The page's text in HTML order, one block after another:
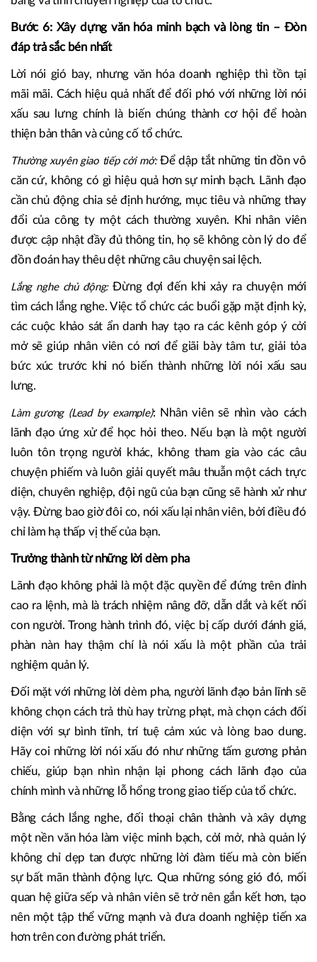
Bước 6: Xây dựng văn hóa minh bạch và lòng tin – Đòn
đáp trả sắc bén nhất
Lời nói gió bay, nhưng văn hóa doanh nghiệp thì tồn tại
mãi mãi. Cách hiệu quả nhất để đối phó với những lời nói
xấu sau lưng chính là biến chúng thành cơ hội để hoàn
thiện bản thân và củng cố tổ chức.
Thường xuyên giao tiếp cởi mở:Để dập tắt những tin đồn vô
căn cứ, không có gì hiệu quả hơn sự minh bạch. Lãnh đạo
cần chủ động chia sẻ định hướng, mục tiêu và những thay
đổi của công ty một cách thường xuyên. Khi nhân viên
được cập nhật đầy đủ thông tin, họ sẽ không còn lý do để
đồn đoán hay thêu dệt những câu chuyện sai lệch.
Lắng nghe chủ động:Đừng đợi đến khi xảy ra chuyện mới
tìm cách lắng nghe. Việc tổ chức các buổi gặp mặt định kỳ,
các cuộc khảo sát ẩn danh hay tạo ra các kênh góp ý cởi
mở sẽ giúp nhân viên có nơi để giãi bày tâm tư, giải tỏa
bức xúc trước khi nó biến thành những lời nói xấu sau
lưng.
Làm gương (Lead by example):Nhân viên sẽ nhìn vào cách
lãnh đạo ứng xử để học hỏi theo. Nếu bạn là một người
luôn tôn trọng người khác, không tham gia vào các câu
chuyện phiếm và luôn giải quyết mâu thuẫn một cách trực
diện, chuyên nghiệp, đội ngũ của bạn cũng sẽ hành xử như
vậy. Đừng bao giờ đôi co, nói xấu lại nhân viên, bởi điều đó
chỉ làm hạ thấp vị thế của bạn.
Trưởng thành từ những lời dèm pha
Lãnh đạo không phải là một đặc quyền để đứng trên đỉnh
cao ra lệnh, mà là trách nhiệm nâng đỡ, dẫn dắt và kết nối
con người. Trong hành trình đó, việc bị cấp dưới đánh giá,
phàn nàn hay thậm chí là nói xấu là một phần của trải
nghiệm quản lý.
Đối mặt với những lời dèm pha, người lãnh đạo bản lĩnh sẽ
không chọn cách trả thù hay trừng phạt, mà chọn cách đối
diện với sự bình tĩnh, trí tuệ cảm xúc và lòng bao dung.
Hãy coi những lời nói xấu đó như những tấm gương phản
chiếu, giúp bạn nhìn nhận lại phong cách lãnh đạo của
chính mình và những lỗ hổng trong giao tiếp của tổ chức.
Bằng cách lắng nghe, đối thoại chân thành và xây dựng
một nền văn hóa làm việc minh bạch, cởi mở, nhà quản lý
không chỉ dẹp tan được những lời đàm tiếu mà còn biến
sự bất mãn thành động lực. Qua những sóng gió đó, mối
quan hệ giữa sếp và nhân viên sẽ trở nên gắn kết hơn, tạo
nên một tập thể vững mạnh và đưa doanh nghiệp tiến xa
hơn trên con đường phát triển.